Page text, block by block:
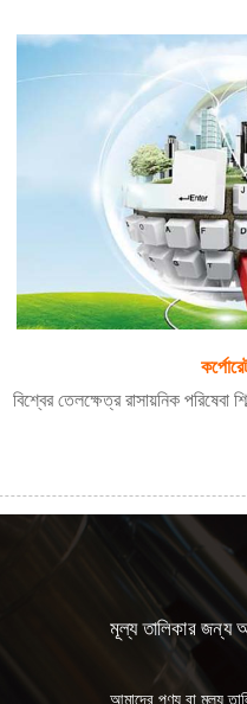
বিশ্বের তেলক্ষেত্র রাসায়নিক
০৭/০৪/২৩
মূল্য তালিকার জন্য
আমাদের পণ্য বা মূল্য